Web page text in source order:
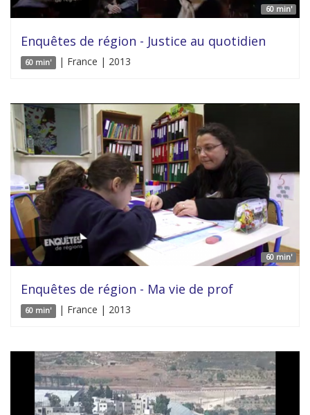
60 min'
Enquêtes de région - Justice au quotidien
60 min' | France | 2013
60 min'
Enquêtes de région - Ma vie de prof
60 min' | France | 2013